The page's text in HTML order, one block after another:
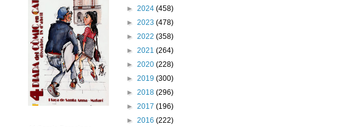
► 2024 (458)
► 2023 (478)
► 2022 (358)
► 2021 (264)
► 2020 (228)
► 2019 (300)
► 2018 (296)
► 2017 (196)
► 2016 (222)